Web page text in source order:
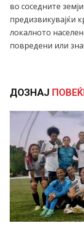
во соседните
предизвикувајќи
локалното
повредени или
ДОЗНАЈ